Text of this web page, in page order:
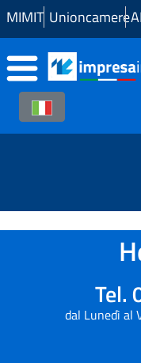
Skip to Main Content
MIMIT Unioncamere
Tel.
dal Lunedì al